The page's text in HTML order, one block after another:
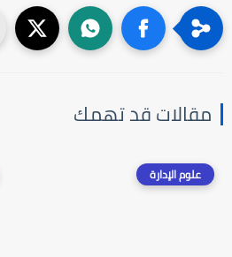
مقالات قد تهمك
علوم الإدارة